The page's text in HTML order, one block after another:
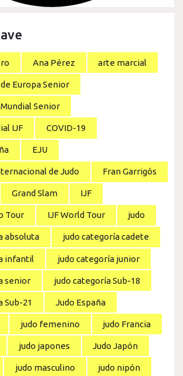
Ana Pérez arte marcial
Europa Senior
Senior
IJF COVID-19
EJU
de Judo Fran Garrigós
Grand Slam IJF
Tour IJF World Tour judo
absoluta judo categoría cadete
infantil judo categoría junior
senior judo categoría Sub-18
Sub-21 Judo España
judo femenino judo Francia
judo japones Judo Japón
judo masculino judo nipón